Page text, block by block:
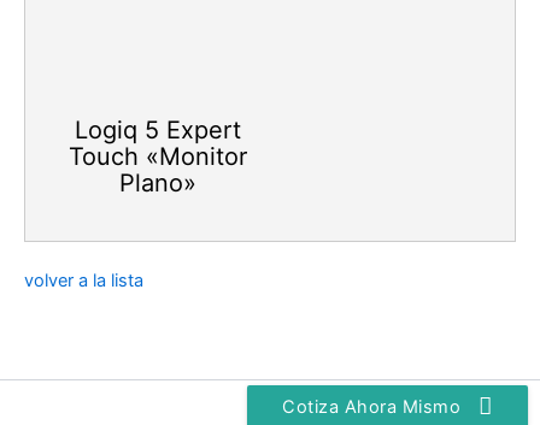
Logiq 5 Expert
Touch «Monitor
Plano»
volver a la lista
Cotiza Ahora Mismo